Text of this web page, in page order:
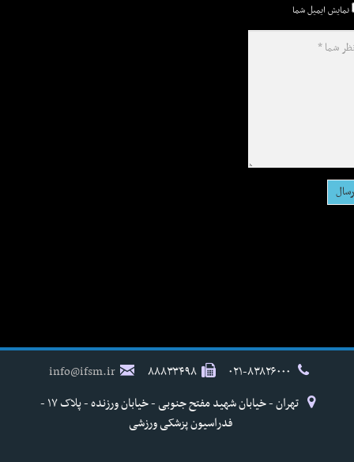
نمایش ایمیل شما
۸۸۸۳۳۴۹۸
info@ifsm.ir
تهران - خیابان شهید مفتح جنوبی - خیابان ورزنده - پلاک ۱۷ -
فدراسیون پزشکی ورزشی